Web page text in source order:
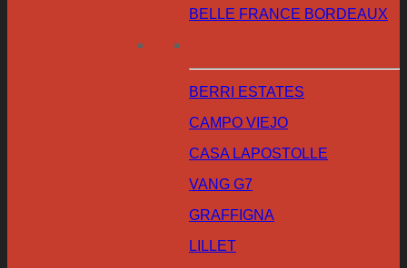
BELLE FRANCE BORDEAUX
BERRI ESTATES
CAMPO VIEJO
CASA LAPOSTOLLE
VANG G7
GRAFFIGNA
LILLET